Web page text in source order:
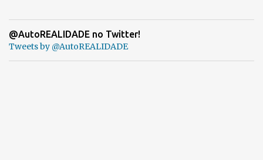
@AutoREALIDADE no Twitter!
Tweets by @AutoREALIDADE